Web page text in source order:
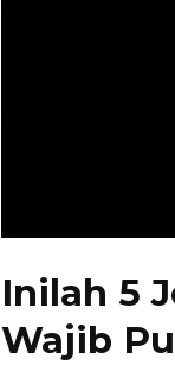
Inilah 5
Wajib